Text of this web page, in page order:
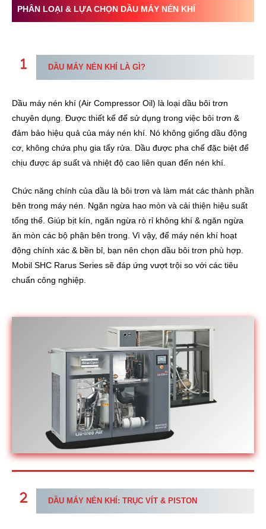
PHÂN LOẠI & LỰA CHỌN DẦU MÁY NÉN KHÍ
DẦU MÁY NÉN KHÍ LÀ GÌ?
Dầu máy nén khí (Air Compressor Oil) là loại dầu bôi trơn
chuyên dụng. Được thiết kế để sử dụng trong việc bôi trơn &
đảm bảo hiệu quả của máy nén khí. Nó không giống dầu động
cơ, không chứa phụ gia tẩy rửa. Dầu được pha chế đặc biệt để
chịu được áp suất và nhiệt độ cao liên quan đến nén khí.
Chức năng chính của dầu là bôi trơn và làm mát các thành phần
bên trong máy nén. Ngăn ngừa hao mòn và cải thiện hiệu suất
tổng thể. Giúp bịt kín, ngăn ngừa rò rỉ không khí & ngăn ngừa
ăn mòn các bộ phận bên trong. Vì vậy, để máy nén khí hoạt
động chính xác & bền bỉ, bạn nên chọn dầu bôi trơn phù hợp.
Mobil SHC Rarus Series sẽ đáp ứng vượt trội so với các tiêu
chuẩn công nghiệp.
DẦU MÁY NÉN KHÍ: TRỤC VÍT & PISTON